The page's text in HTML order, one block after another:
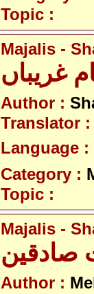
Topic :
Majalis -
غریباں
Author :
Translator :
Language :
Category :
Topic :
Majalis -
Author :